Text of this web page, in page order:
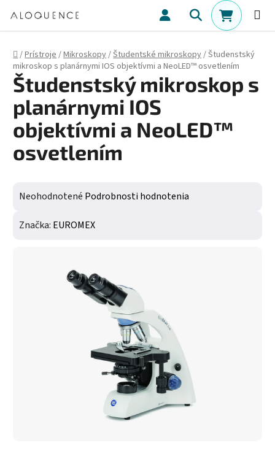
Hľadať
Domov
/Prístroje/Mikroskopy/Študentské mikroskopy/Študenstský
mikroskop s planárnymi IOS objektívmi a NeoLED™ osvetlením
Študenstský mikroskop s
planárnymi IOS
objektívmi a NeoLED™
osvetlením
Priemerné hodnotenie produktu je 0,0 z 5 hviezdičiek.
Neohodnotené Podrobnosti hodnotenia
Značka: EUROMEX